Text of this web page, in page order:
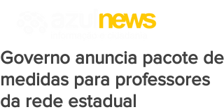
Governo anuncia pacote de
medidas para professores
da rede estadual